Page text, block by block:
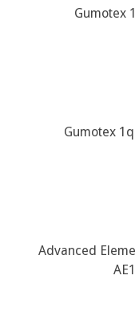
Gumotex
Gumotex
Advanced